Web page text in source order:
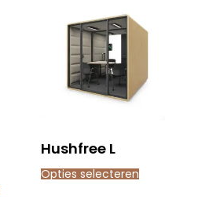
Hushfree L
Opties selecteren